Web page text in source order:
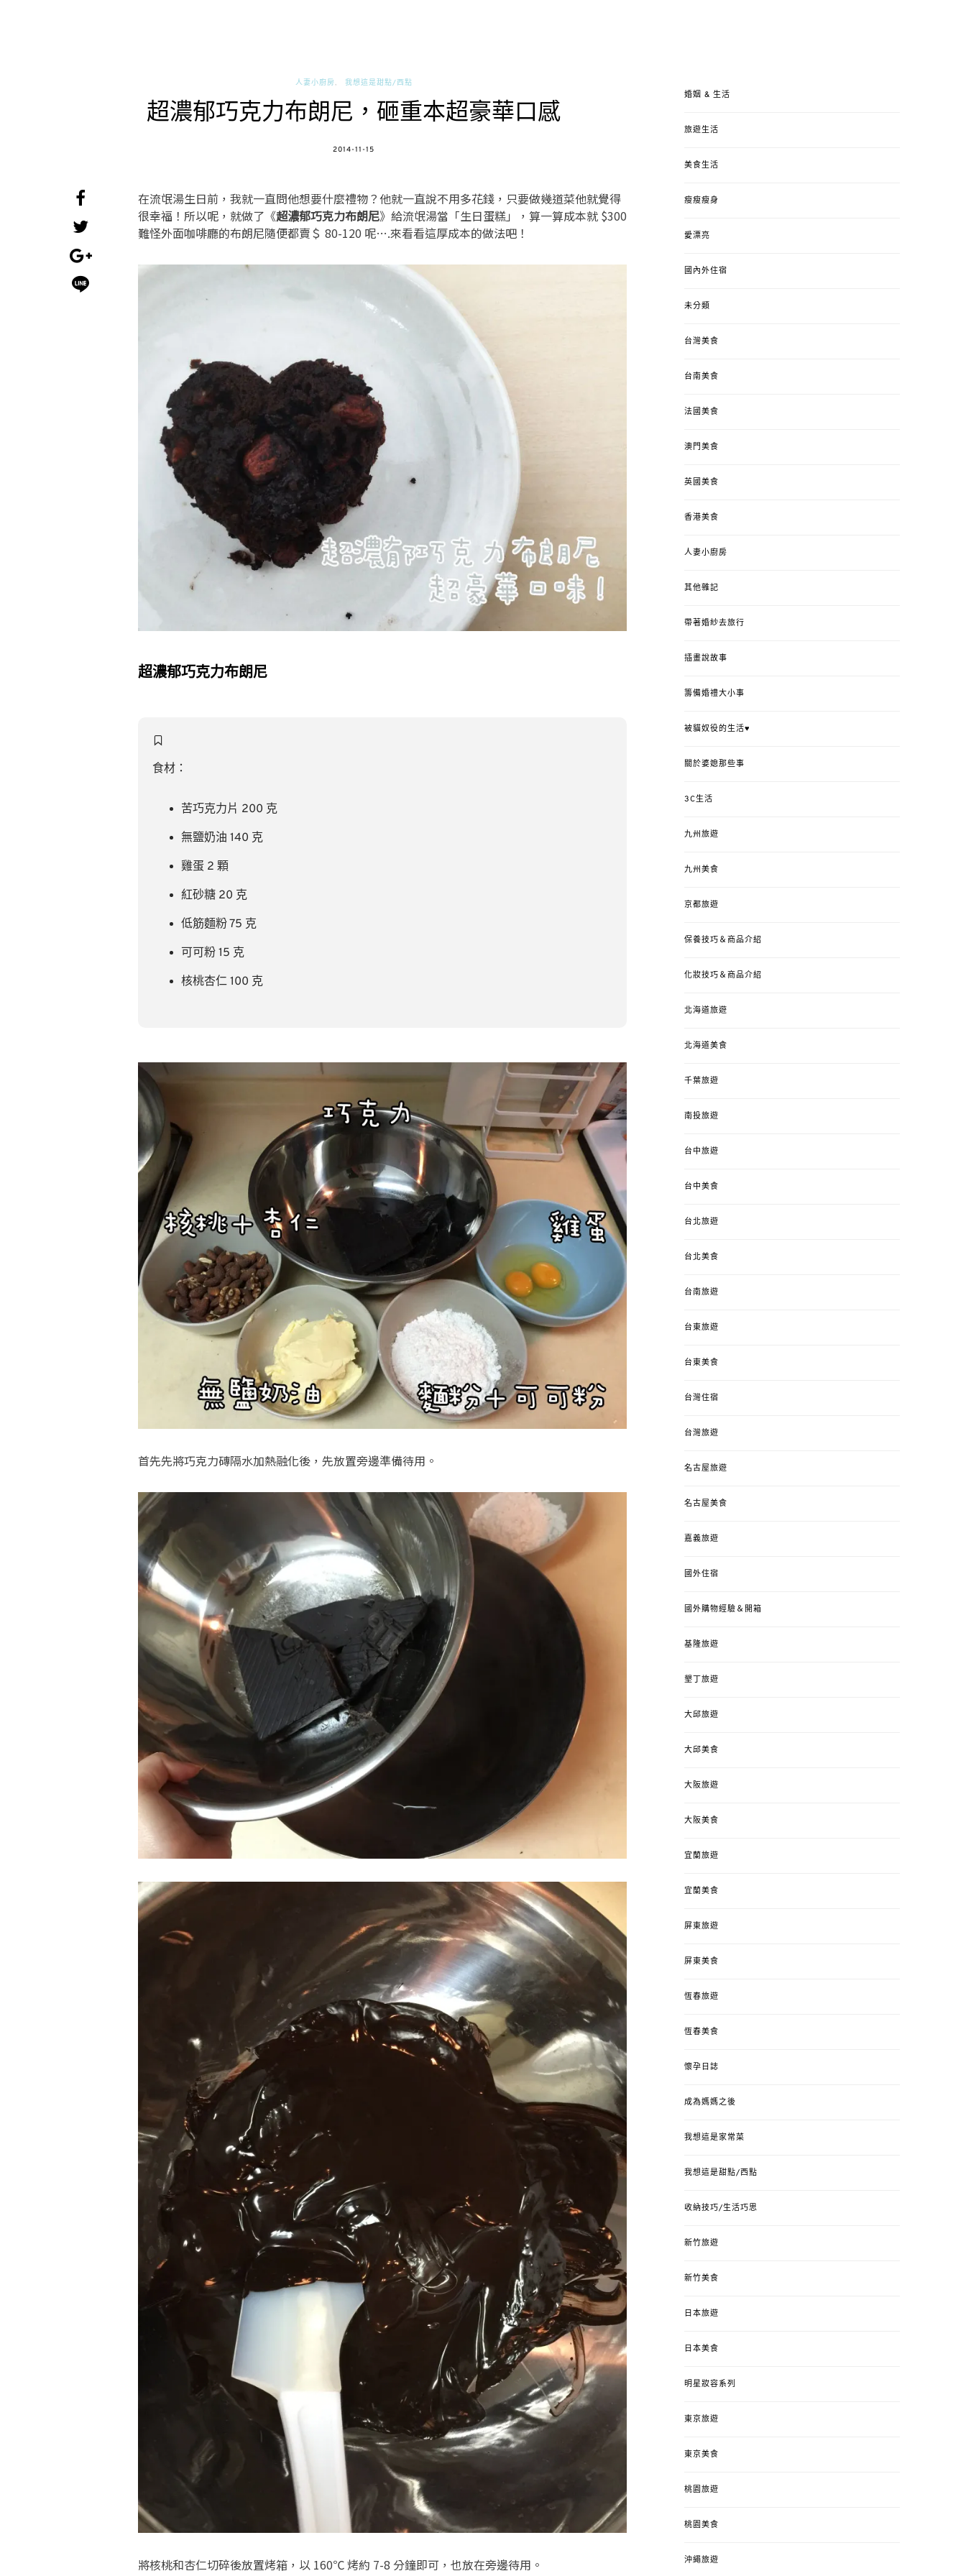
人妻小廚房 我想這是甜點/西點
超濃郁巧克力布朗尼，砸重本超豪華口感
POSTED
2014-11-15
在流氓湯生日前，我就一直問他想要什麼禮物？他就一直說不用多花錢，只要做幾道菜他就覺得
很幸福！所以呢，就做了《超濃郁巧克力布朗尼》給流氓湯當「生日蛋糕」，算一算成本就 $300
難怪外面咖啡廳的布朗尼隨便都賣＄ 80-120 呢….來看看這厚成本的做法吧！
超濃郁巧克力布朗尼
食材：
苦巧克力片 200 克
無鹽奶油 140 克
雞蛋 2 顆
紅砂糖 20 克
低筋麵粉 75 克
可可粉 15 克
核桃杏仁 100 克
首先先將巧克力磚隔水加熱融化後，先放置旁邊準備待用。
將核桃和杏仁切碎後放置烤箱，以 160℃ 烤約 7-8 分鐘即可，也放在旁邊待用。
婚姻 & 生活
旅遊生活
美食生活
瘦瘦瘦身
愛漂亮
國內外住宿
未分類
台灣美食
台南美食
法國美食
澳門美食
英國美食
香港美食
人妻小廚房
其他雜記
帶著婚紗去旅行
插畫說故事
籌備婚禮大小事
被貓奴役的生活♥
關於婆媳那些事
3C生活
九州旅遊
九州美食
京都旅遊
保養技巧＆商品介紹
化妝技巧＆商品介紹
北海道旅遊
北海道美食
千葉旅遊
南投旅遊
台中旅遊
台中美食
台北旅遊
台北美食
台南旅遊
台東旅遊
台東美食
台灣住宿
台灣旅遊
名古屋旅遊
名古屋美食
嘉義旅遊
國外住宿
國外購物經驗＆開箱
基隆旅遊
墾丁旅遊
大邱旅遊
大邱美食
大阪旅遊
大阪美食
宜蘭旅遊
宜蘭美食
屏東旅遊
屏東美食
恆春旅遊
恆春美食
懷孕日誌
成為媽媽之後
我想這是家常菜
我想這是甜點/西點
收納技巧/生活巧思
新竹旅遊
新竹美食
日本旅遊
日本美食
明星妝容系列
東京旅遊
東京美食
桃園旅遊
桃園美食
沖繩旅遊